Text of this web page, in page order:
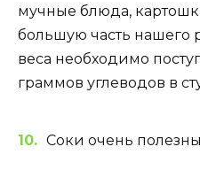
мучные блюда,
большую часть нашего
веса необходимо
граммов углеводов в
Соки очень